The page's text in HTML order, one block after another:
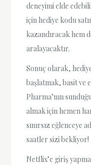
deneyimi elde
için hediye kodu
kazandıracak hem
aralayacaktır.
Sonuç olarak,
başlatmak, basit ve
Pharma’nın
almak için hemen
sınırsız eğlenceye
saatler sizi bekliyor!
Netflix’e giriş